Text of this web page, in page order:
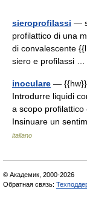
sieroprofilassi —
profilattico di una
di convalescente
siero e profilassi …
inoculare —
Introdurre liquidi
a scopo
Insinuare un
italiano
© Академик, 2000-2026
Обратная связь: